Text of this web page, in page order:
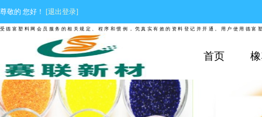
尊敬的 您好！ [退出登录]
网会员服务的相关规定、程序和惯例，凭真实有效的资料登记并开通。用户使用德富塑料
首页